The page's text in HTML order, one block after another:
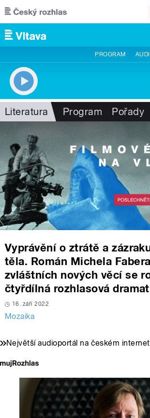
Přejít k hlavnímu obsahu
PROGRAM
Literatura Program Pořady
Vyprávění o ztrátě a
těla. Román Michela
zvláštních nových věcí se
čtyřdílná rozhlasová
16. září 2022
Mozaika
Největší audioportál na českém